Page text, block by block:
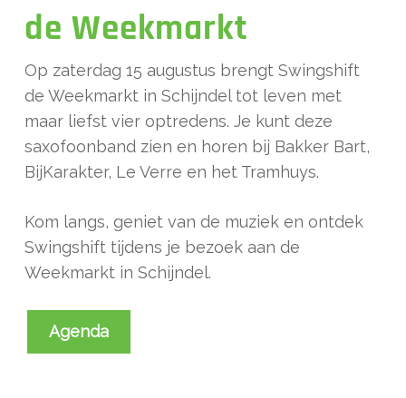
de Weekmarkt
Op zaterdag 15 augustus brengt Swingshift
de Weekmarkt in Schijndel tot leven met
maar liefst vier optredens. Je kunt deze
saxofoonband zien en horen bij Bakker Bart,
BijKarakter, Le Verre en het Tramhuys.
Kom langs, geniet van de muziek en ontdek
Swingshift tijdens je bezoek aan de
Weekmarkt in Schijndel.
Agenda